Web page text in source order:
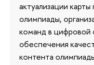
актуализации
олимпиады,
команд в цифровой
обеспечения
контента